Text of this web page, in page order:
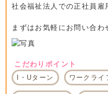
社会福祉法人での正社員雇
まずはお気軽にお問い合わ
こだわりポイント
I・Uターン ワークライ